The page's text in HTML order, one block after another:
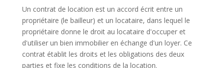
Un contrat de location est un accord écrit entre un
propriétaire (le bailleur) et un locataire, dans lequel le
propriétaire donne le droit au locataire d'occuper et
d'utiliser un bien immobilier en échange d'un loyer. Ce
contrat établit les droits et les obligations des deux
parties et fixe les conditions de la location.